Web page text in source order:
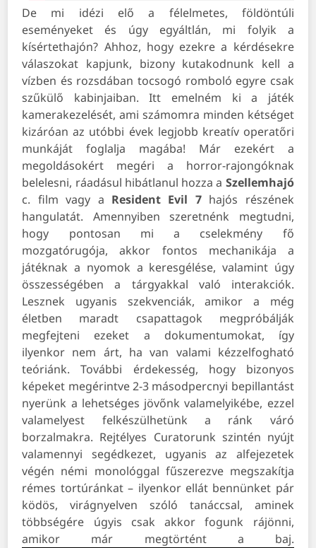
De mi idézi elő a félelmetes, földöntúli
eseményeket és úgy egyáltlán, mi folyik a
kísértethajón? Ahhoz, hogy ezekre a kérdésekre
válaszokat kapjunk, bizony kutakodnunk kell a
vízben és rozsdában tocsogó romboló egyre csak
szűkülő kabinjaiban. Itt emelném ki a játék
kamerakezelését, ami számomra minden kétséget
kizáróan az utóbbi évek legjobb kreatív operatőri
munkáját foglalja magába! Már ezekért a
megoldásokért megéri a horror-rajongóknak
belelesni, ráadásul hibátlanul hozza a Szellemhajó
c. film vagy a Resident Evil 7hajós részének
hangulatát. Amennyiben szeretnénk megtudni,
hogy pontosan mi a cselekmény fő
mozgatórugója, akkor fontos mechanikája a
játéknak a nyomok a keresgélése, valamint úgy
összességében a tárgyakkal való interakciók.
Lesznek ugyanis szekvenciák, amikor a még
életben maradt csapattagok megpróbálják
megfejteni ezeket a dokumentumokat, így
ilyenkor nem árt, ha van valami kézzelfogható
teóriánk. További érdekesség, hogy bizonyos
képeket megérintve 2-3 másodpercnyi bepillantást
nyerünk a lehetséges jövőnk valamelyikébe, ezzel
valamelyest felkészülhetünk a ránk váró
borzalmakra. Rejtélyes Curatorunk szintén nyújt
valamennyi segédkezet, ugyanis az alfejezetek
végén némi monológgal fűszerezve megszakítja
rémes tortúránkat – ilyenkor ellát bennünket pár
ködös, virágnyelven szóló tanáccsal, aminek
többségére úgyis csak akkor fogunk rájönni,
amikor már megtörtént a baj.